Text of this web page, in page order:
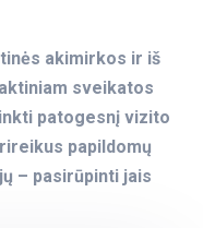
akimirkos ir iš
sveikatos
patogesnį vizito
papildomų
– pasirūpinti jais